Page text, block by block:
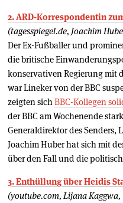
2. ARD-Korrespondentin
(tagesspiegel.de, Joachim
Der Ex-Fußballer und
die britische
konservativen Regierung mit
war Lineker von der BBC
zeigten sich BBC-Kollegen
der BBC am Wochenende
Generaldirektor des Senders,
Joachim Huber hat sich mit
über den Fall und die
3. Enthüllung über Heidis
(youtube.com, Lijana